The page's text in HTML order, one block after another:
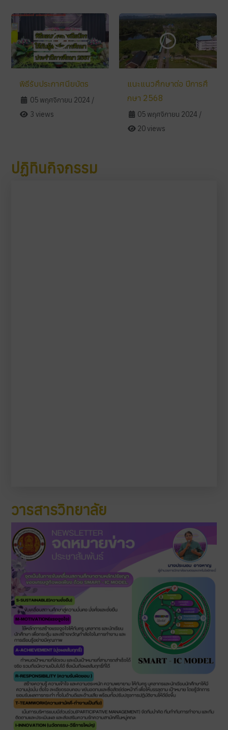
พิธีรับประกาศนียบัตร
05 พฤศจิกายน 2024 /
3 views
แนะแนวศึกษาต่อ ปีการศึ
กษา 2568
05 พฤศจิกายน 2024 /
20 views
ปฏิทินกิจกรรม
วารสารวิทยาลัย